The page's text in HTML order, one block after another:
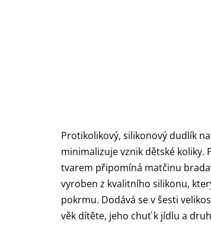
Protikolikový, silikonový dudlík
minimalizuje vznik dětské koliky.
tvarem připomíná matčinu
vyroben z kvalitního silikonu,
pokrmu. Dodává se v šesti
věk dítěte, jeho chuť k jídlu a